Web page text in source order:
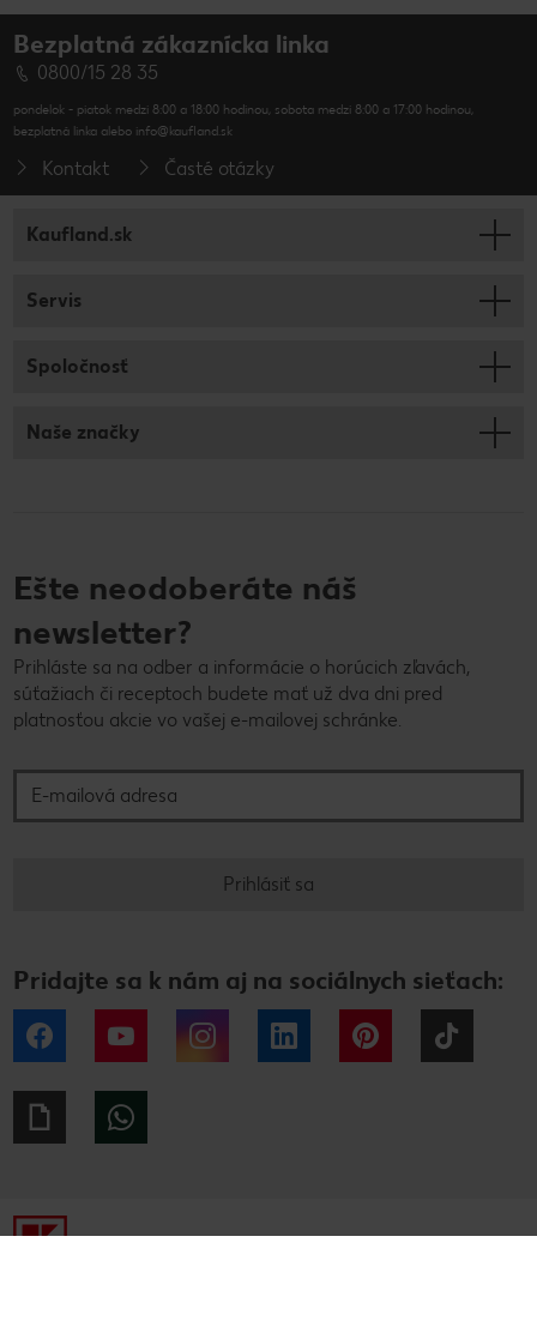
Bezplatná zákaznícka linka
0800/15 28 35
pondelok - piatok medzi 8:00 a 18:00 hodinou, sobota medzi 8:00 a 17:00 hodinou,
bezplatná linka alebo info@kaufland.sk
Kontakt Časté otázky
Kaufland.sk
Servis
Spoločnosť
Naše značky
Ešte neodoberáte náš
newsletter?
Prihláste sa na odber a informácie o horúcich zľavách,
súťažiach či receptoch budete mať už dva dni pred
platnosťou akcie vo vašej e-mailovej schránke.
Prihlásiť sa
Pridajte sa k nám aj na sociálnych sieťach:
Facebook YouTube Instagram LinkedIn Pinterest
Giphy